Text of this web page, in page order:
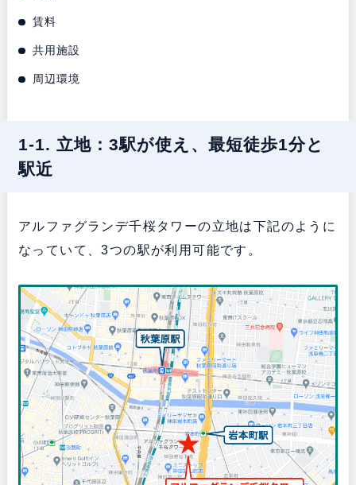
賃料
共用施設
周辺環境
1-1. 立地：3駅が使え、最短徒歩1分と
駅近
アルファグランデ千桜タワーの立地は下記のように
なっていて、3つの駅が利用可能です。